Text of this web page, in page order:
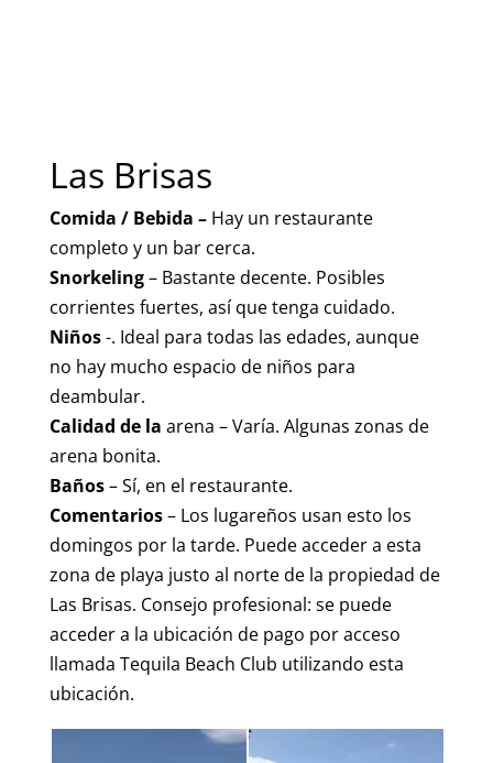
Las Brisas
Comida / Bebida –Hay un restaurante
completo y un bar cerca.
Snorkeling– Bastante decente. Posibles
corrientes fuertes, así que tenga cuidado.
Niños-. Ideal para todas las edades, aunque
no hay mucho espacio de niños para
deambular.
Calidad de la arena – Varía. Algunas zonas de
arena bonita.
Baños– Sí, en el restaurante.
Comentarios– Los lugareños usan esto los
domingos por la tarde. Puede acceder a esta
zona de playa justo al norte de la propiedad de
Las Brisas. Consejo profesional: se puede
acceder a la ubicación de pago por acceso
llamada Tequila Beach Club utilizando esta
ubicación.